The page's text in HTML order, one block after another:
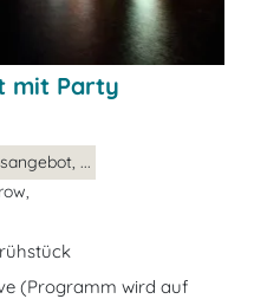
mit Party
...
(Programm wird auf